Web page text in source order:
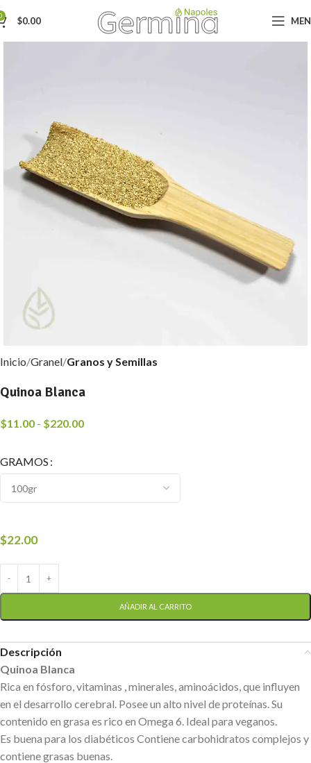
$0.00
Inicio Granel Granos y Semillas
Quinoa Blanca
$11.00 - $220.00
GRAMOS
$22.00
AÑADIR AL CARRITO
Descripción
Quinoa Blanca
Rica en fósforo, vitaminas , minerales, aminoácidos, que influyen
en el desarrollo cerebral. ​Posee un alto nivel de proteínas. Su
contenido en grasa es rico en Omega 6. Ideal para veganos.
Es buena para los diabéticos Contiene carbohidratos complejos y
contiene grasas buenas.